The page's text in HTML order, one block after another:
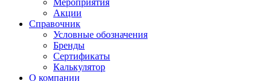
Мероприятия
Акции
Справочник
Условные обозначения
Бренды
Сертификаты
Калькулятор
О компании